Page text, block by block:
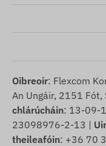
Oibreoir: Flexcom
An Ungáir, 2151
chlárúcháin: 13-09-
23098976-2-13 |
theileafóin: +36 70